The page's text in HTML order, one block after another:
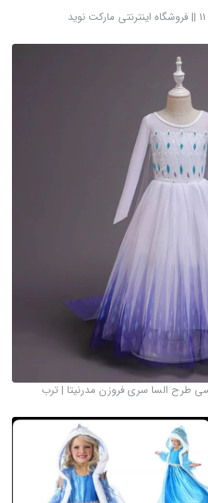
طرح السا سری فروزن مدرنیتا | ترب